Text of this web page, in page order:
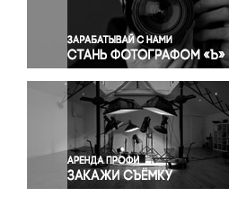
Правосудие
Происшествия и конфликты
Религия
Светская жизнь
Спорт
Экология
Экономика и бизнес